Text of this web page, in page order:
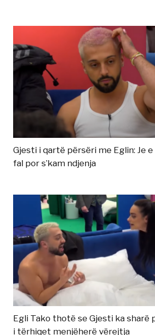
Gjesti i qartë përsëri me Eglin: Je e
fal por s’kam ndjenja
Egli Tako thotë se Gjesti ka sharë
i tërhiqet menjëherë vërejtja